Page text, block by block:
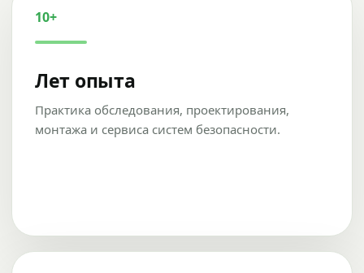
10+
Лет опыта
Практика обследования, проектирования,
монтажа и сервиса систем безопасности.